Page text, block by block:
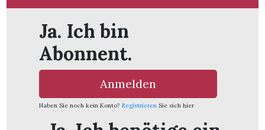
Ja. Ich bin
Abonnent.
Anmelden
Haben Sie noch kein Konto? Registrieren Sie sich hier